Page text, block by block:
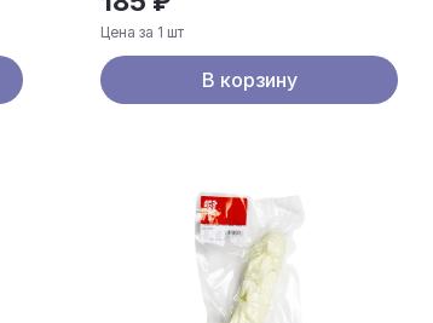
Цена за 1 шт
В корзину